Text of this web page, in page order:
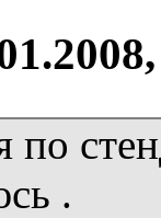
по
.